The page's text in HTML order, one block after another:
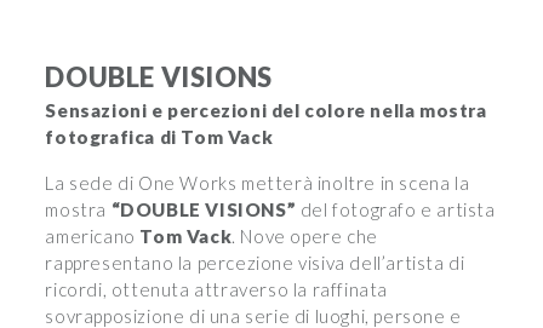
DOUBLE VISIONS
Sensazioni e percezioni del colore nella mostra
fotografica di Tom Vack
La sede di One Works metterà inoltre in scena la
mostra “DOUBLE VISIONS” del fotografo e artista
americano Tom Vack. Nove opere che
rappresentano la percezione visiva dell’artista di
ricordi, ottenuta attraverso la raffinata
sovrapposizione di una serie di luoghi, persone e